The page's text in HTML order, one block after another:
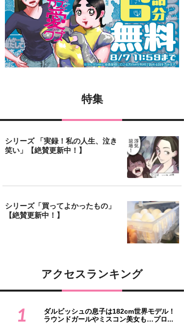
特集
シリーズ 「実録！私の人生、泣き
笑い」【絶賛更新中！】
シリーズ「買ってよかったもの」
【絶賛更新中！】
アクセスランキング
1
ダルビッシュの息子は182cm世界モデル！
ラウンドガールやミスコン美女も…プロ...